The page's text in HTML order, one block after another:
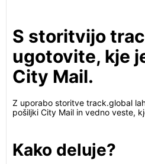
S storitvijo
ugotovite, kje
City Mail.
Z uporabo storitve track.global
pošiljki City Mail in vedno veste,
Kako deluje?